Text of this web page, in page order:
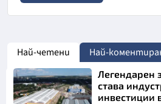
Най-четени Най-
Легендарен
става
инвестиции